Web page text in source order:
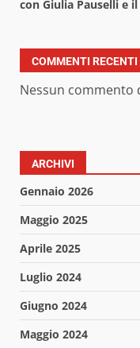
con Giulia Pauselli e
COMMENTI RECENTI
Nessun commento
ARCHIVI
Gennaio 2026
Maggio 2025
Aprile 2025
Luglio 2024
Giugno 2024
Maggio 2024